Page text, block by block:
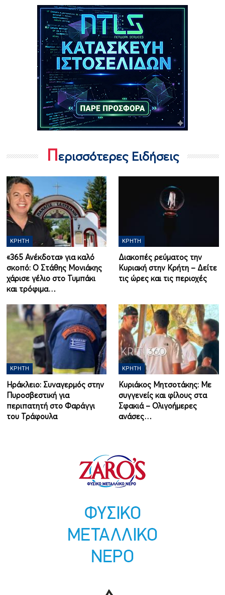
Περισσότερες Ειδήσεις
ΚΡΉΤΗ
«365 Ανέκδοτα» για καλό
σκοπό: Ο Στάθης Μονιάκης
χάρισε γέλιο στο Τυμπάκι
και τρόφιμα…
ΚΡΉΤΗ
Διακοπές ρεύματος την
Κυριακή στην Κρήτη – Δείτε
τις ώρες και τις περιοχές
ΚΡΉΤΗ
Ηράκλειο: Συναγερμός στην
Πυροσβεστική για
περιπατητή στο Φαράγγι
του Τράφουλα
ΚΡΉΤΗ
Κυριάκος Μητσοτάκης: Με
συγγενείς και φίλους στα
Σφακιά – Ολιγοήμερες
ανάσες…